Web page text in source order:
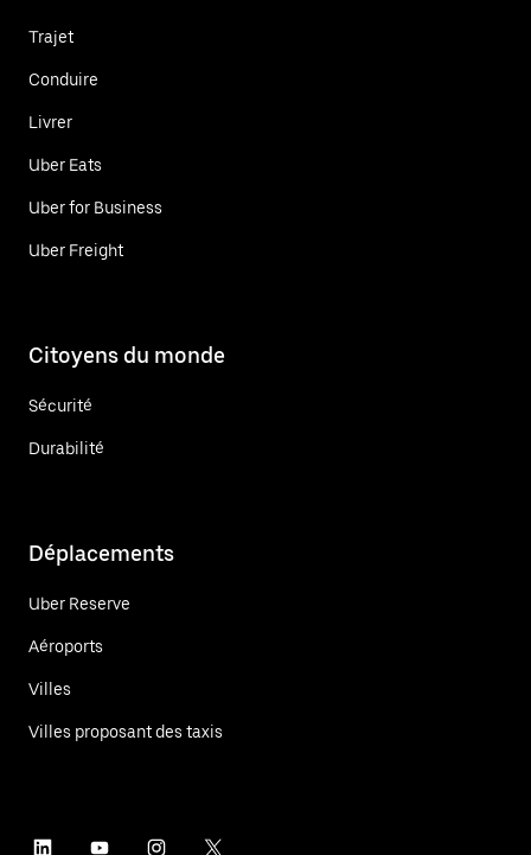
Trajet
Conduire
Livrer
Uber Eats
Uber for Business
Uber Freight
Citoyens du monde
Sécurité
Durabilité
Déplacements
Uber Reserve
Aéroports
Villes
Villes proposant des taxis